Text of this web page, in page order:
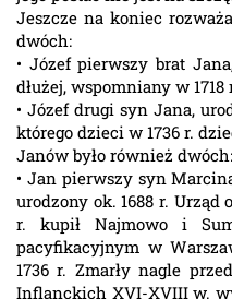
Jeszcze na koniec
dwóch:
• Józef pierwszy brat
dłużej, wspomniany w 1718
• Józef drugi syn Jana,
którego dzieci w 1736 r.
Janów było również dwóch:
• Jan pierwszy syn
urodzony ok. 1688 r. Urząd
r. kupił Najmowo i
pacyfikacyjnym w
1736 r. Zmarły nagle
Inflanckich XVI-XVIII w.